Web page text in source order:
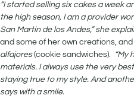
“I started selling six cakes a week
the high season, I am a provider
San Martín de los Andes,” she
and some of her own creations,
alfajores(cookie sandwiches).
“My
materials. I always use the very
staying true to my style. And
says with a smile.